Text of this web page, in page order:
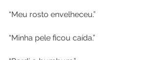
“Meu rosto envelheceu.”
“Minha pele ficou caída.”